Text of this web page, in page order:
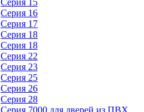
Серия 15
Серия 16
Серия 17
Серия 18
Серия 18
Серия 22
Серия 23
Серия 25
Серия 26
Серия 28
Серия 7000 для дверей из ПВХ